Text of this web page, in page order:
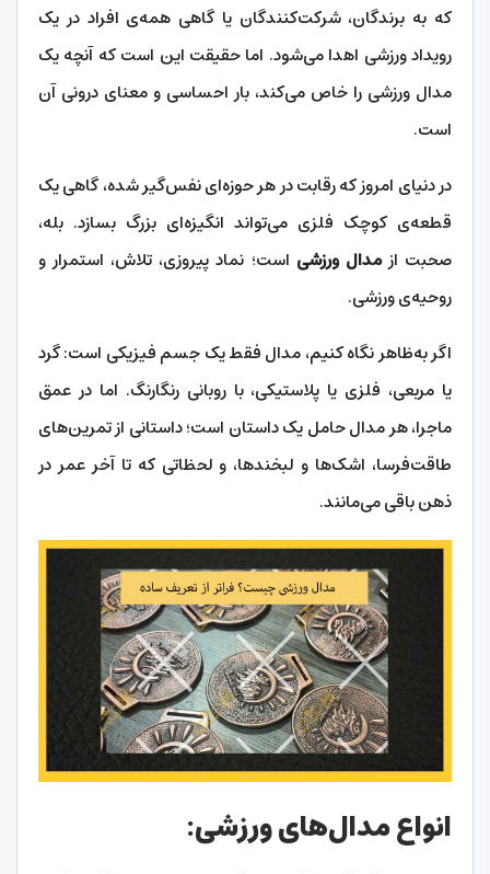
که به برندگان، شرکت‌کنندگان یا گاهی همه‌ی افراد در یک
رویداد ورزشی اهدا می‌شود. اما حقیقت این است که آنچه یک
مدال ورزشی را خاص می‌کند، بار احساسی و معنای درونی آن
است.
در دنیای امروز که رقابت در هر حوزه‌ای نفس‌گیر شده، گاهی یک
قطعه‌ی کوچک فلزی می‌تواند انگیزه‌ای بزرگ بسازد. بله،
صحبت ازمدال ورزشی است؛ نماد پیروزی، تلاش، استمرار و
روحیه‌ی ورزشی.
اگر به‌ظاهر نگاه کنیم، مدال فقط یک جسم فیزیکی است: گرد
یا مربعی، فلزی یا پلاستیکی، با روبانی رنگارنگ. اما در عمق
ماجرا، هر مدال حامل یک داستان است؛ داستانی از تمرین‌های
طاقت‌فرسا، اشک‌ها و لبخندها، و لحظاتی که تا آخر عمر در
ذهن باقی می‌مانند.
انواع مدال‌های ورزشی: